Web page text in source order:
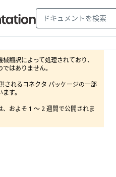
翻訳によって処理されており、
はありません。
れるコネクタ パッケージの一部
す。
およそ 1 ～ 2 週間で公開されま